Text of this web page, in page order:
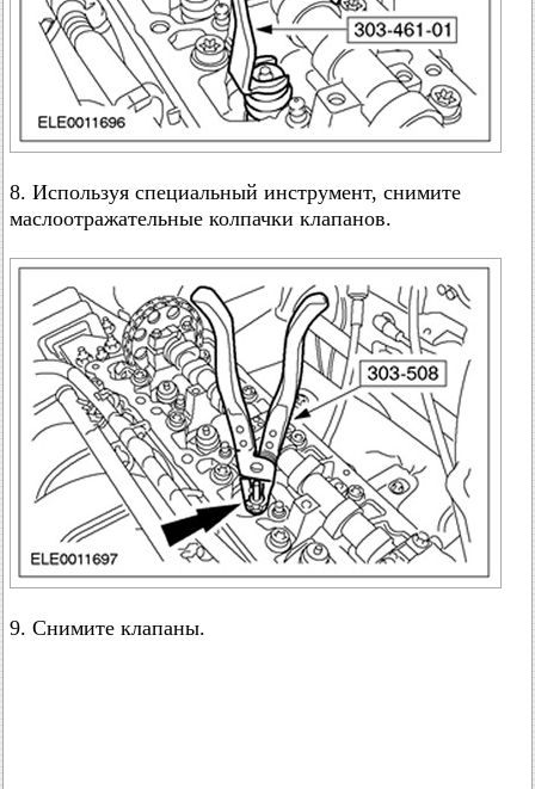
8. Используя специальный инструмент, снимите
маслоотражательные колпачки клапанов.
9. Снимите клапаны.